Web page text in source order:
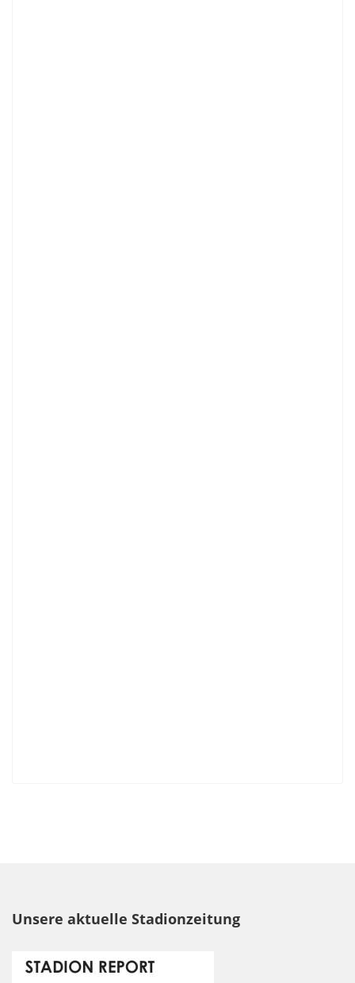
Unsere aktuelle Stadionzeitung